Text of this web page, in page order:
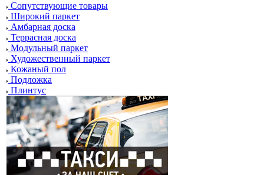
Сопутствующие товары
Широкий паркет
Амбарная доска
Террасная доска
Модульный паркет
Художественный паркет
Кожаный пол
Подложка
Плинтус